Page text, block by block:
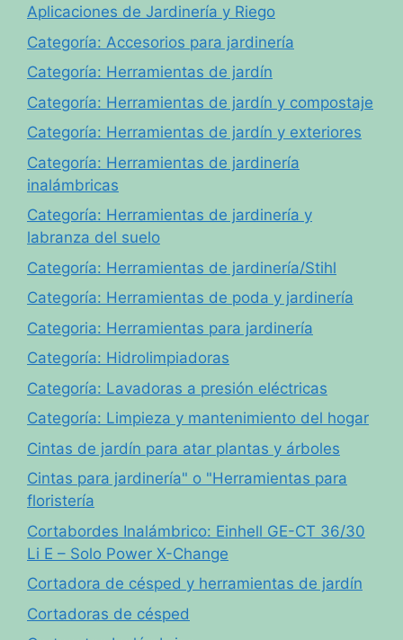
Aplicaciones de Jardinería y Riego
Categoría: Accesorios para jardinería
Categoría: Herramientas de jardín
Categoría: Herramientas de jardín y compostaje
Categoría: Herramientas de jardín y exteriores
Categoría: Herramientas de jardinería
inalámbricas
Categoría: Herramientas de jardinería y
labranza del suelo
Categoría: Herramientas de jardinería/Stihl
Categoría: Herramientas de poda y jardinería
Categoria: Herramientas para jardinería
Categoría: Hidrolimpiadoras
Categoría: Lavadoras a presión eléctricas
Categoría: Limpieza y mantenimiento del hogar
Cintas de jardín para atar plantas y árboles
Cintas para jardinería" o "Herramientas para
floristería
Cortabordes Inalámbrico: Einhell GE-CT 36/30
Li E – Solo Power X-Change
Cortadora de césped y herramientas de jardín
Cortadoras de césped